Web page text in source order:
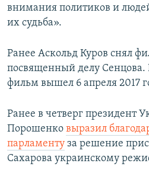
внимания политиков и
их судьба».
Ранее Аскольд Куров снял
посвященный делу Сенцова.
фильм вышел 6 апреля 2017
Ранее в четверг президент
Порошенко выразил
парламенту за решение
Сахарова украинскому